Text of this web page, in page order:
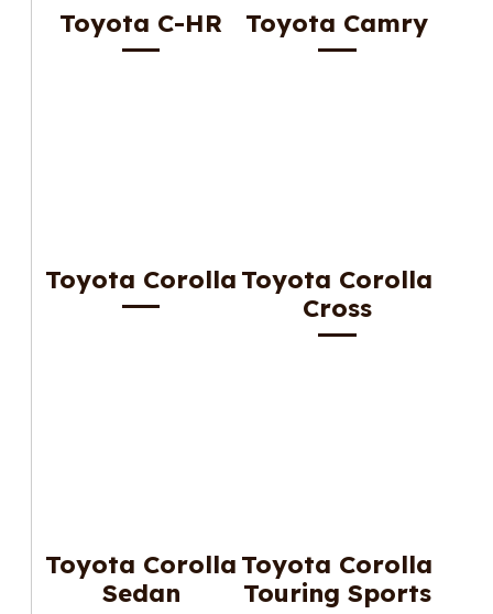
Toyota C-HR Toyota Camry
Toyota Corolla Toyota Corolla
Cross
Toyota Corolla
Sedan
Toyota Corolla
Touring Sports